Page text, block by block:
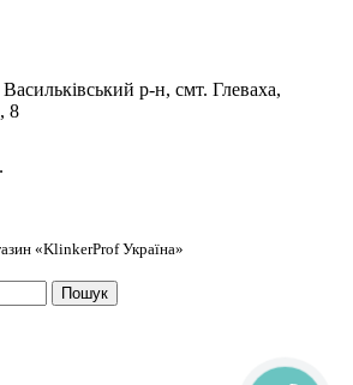
р-н, смт. Глеваха,
8
«KlinkerProf Україна»
Пошук